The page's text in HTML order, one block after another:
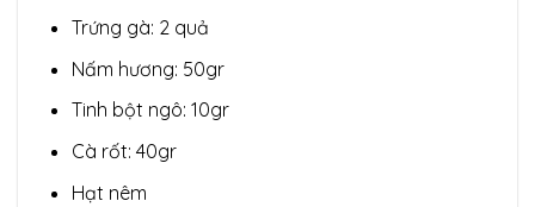
Trứng gà: 2 quả
Nấm hương: 50gr
Tinh bột ngô: 10gr
Cà rốt: 40gr
Hạt nêm